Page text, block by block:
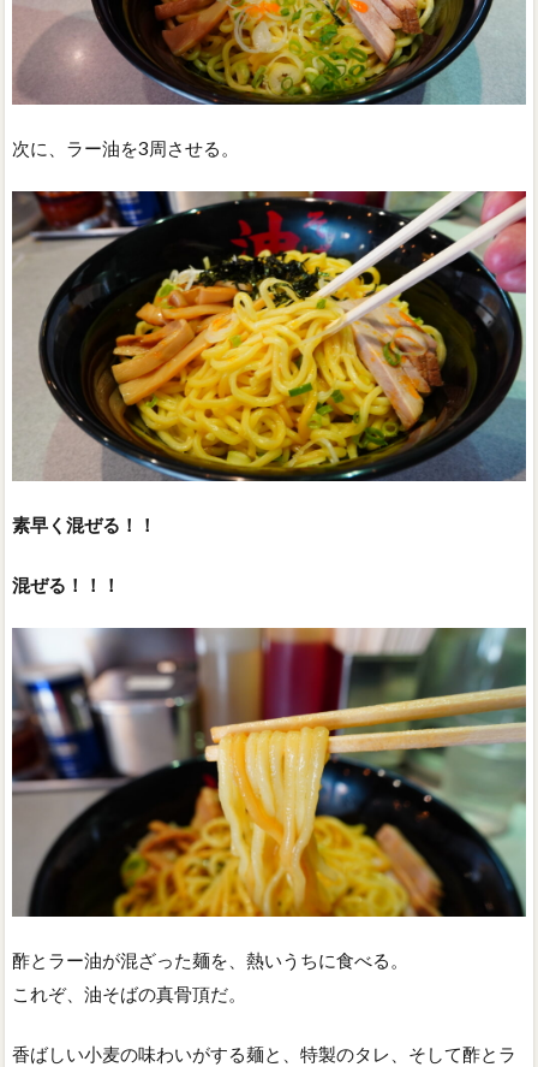
次に、ラー油を3周させる。
素早く混ぜる！！
混ぜる！！！
酢とラー油が混ざった麺を、熱いうちに食べる。
これぞ、油そばの真骨頂だ。
香ばしい小麦の味わいがする麺と、特製のタレ、そして酢とラ